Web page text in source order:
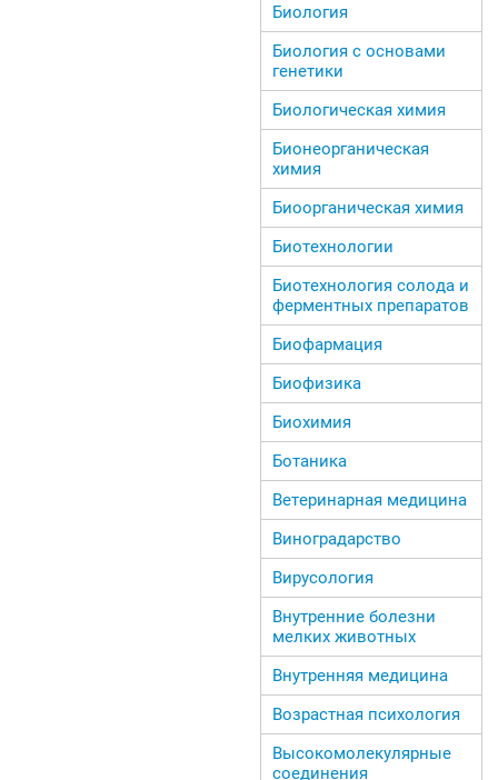
Биология
Биология с основами
генетики
Биологическая химия
Бионеорганическая
химия
Биоорганическая химия
Биотехнологии
Биотехнология солода и
ферментных препаратов
Биофармация
Биофизика
Биохимия
Ботаника
Ветеринарная медицина
Виноградарство
Вирусология
Внутренние болезни
мелких животных
Внутренняя медицина
Возрастная психология
Высокомолекулярные
соединения